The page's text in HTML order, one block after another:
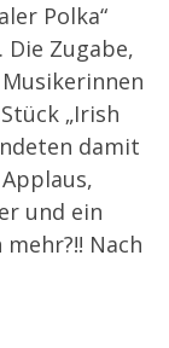
Polka“
Zugabe,
„Irish
damit
und ein
Nach